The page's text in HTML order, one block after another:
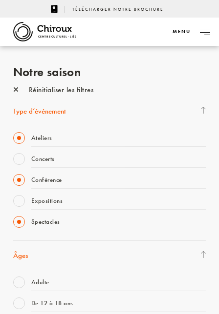
TÉLÉCHARGER NOTRE BROCHURE
CENTRE CULTUREL - LIÈGE
MENU
Notre saison
Réinitialiser les filtres
Type d’événement
Ateliers
Concerts
Conférence
Expositions
Spectacles
Âges
Adulte
De 12 à 18 ans